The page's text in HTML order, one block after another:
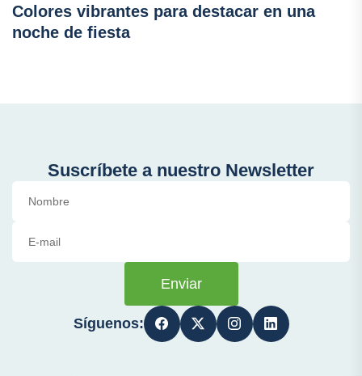
Colores vibrantes para destacar en una
noche de fiesta
Suscríbete a nuestro Newsletter
Enviar
Síguenos: